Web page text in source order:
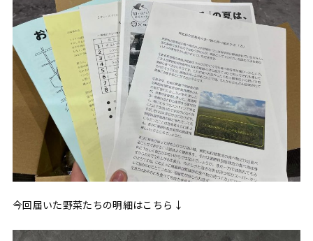
今回届いた野菜たちの明細はこちら↓